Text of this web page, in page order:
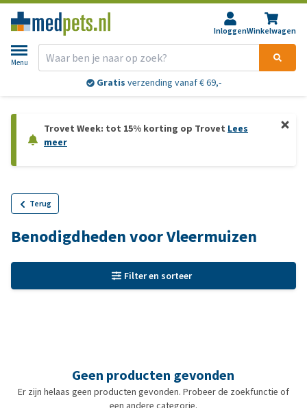
InloggenWinkelwagen
Menu
Gratis verzending vanaf € 69,-
Trovet Week: tot 15% korting op Trovet Lees
meer
Terug
Benodigdheden voor Vleermuizen
Filter en sorteer
Geen producten gevonden
Er zijn helaas geen producten gevonden. Probeer de zoekfunctie of